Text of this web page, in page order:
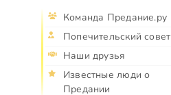
Команда Предание.ру
Попечительский совет
Наши друзья
Известные люди о
Предании